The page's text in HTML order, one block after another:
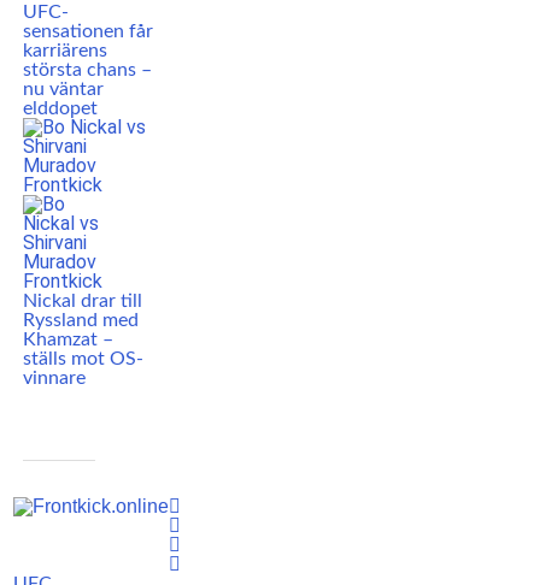
UFC-
sensationen får
karriärens
största chans –
nu väntar
elddopet
Nickal drar till
Ryssland med
Khamzat –
ställs mot OS-
vinnare